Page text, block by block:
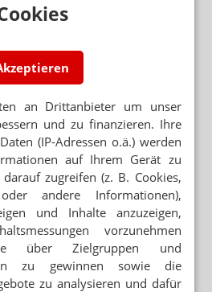
an Drittanbieter um unser
und zu finanzieren. Ihre
(IP-Adressen o.ä.) werden
auf Ihrem Gerät zu
zugreifen (z. B. Cookies,
oder andere Informationen),
und Inhalte anzuzeigen,
vorzunehmen
über Zielgruppen und
zu gewinnen sowie die
zu analysieren und dafür
milliardenschweren Vergleich
Kritik am Schenderlein-Abzug
Euro Bußgeld für Apotheken